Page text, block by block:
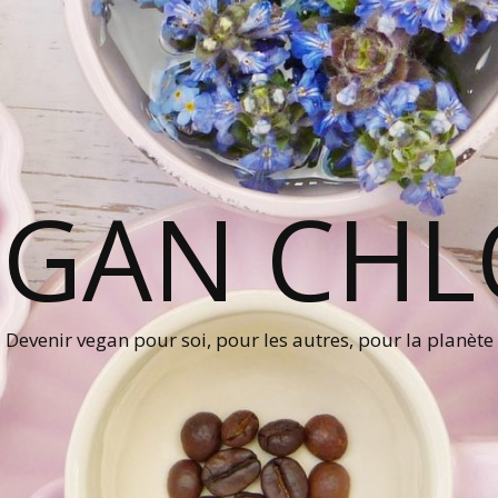
Devenir vegan pour soi, pour les autres, pour la planète